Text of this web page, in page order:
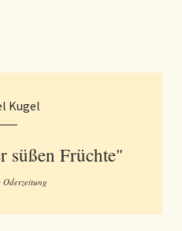
Kugel
süßen Früchte"
Oderzeitung